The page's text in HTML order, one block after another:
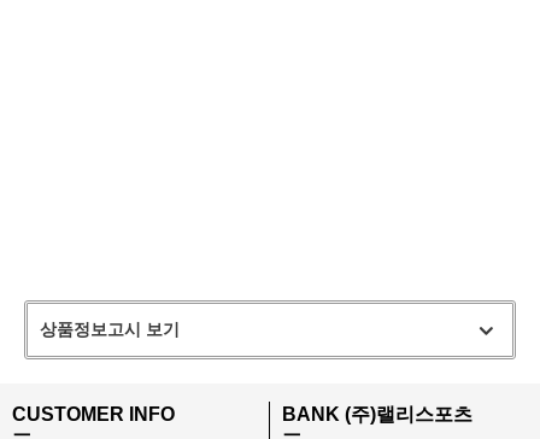
상품정보고시 보기
CUSTOMER INFO
ㅡ
BANK (주)랠리스포츠
ㅡ